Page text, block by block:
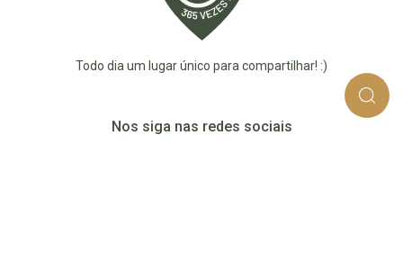
Todo dia um lugar único para compartilhar! :)
Nos siga nas redes sociais